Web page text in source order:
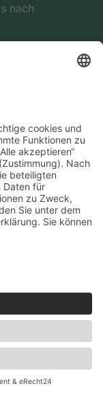
nach
mit
und
in
an der
um 4000 qm
auf knapp